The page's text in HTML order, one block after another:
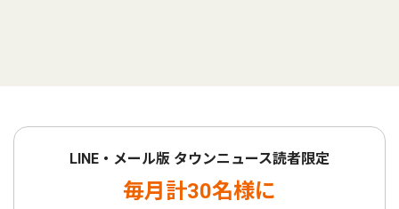
LINE・メール版 タウンニュース読者限定
毎月計30名様に